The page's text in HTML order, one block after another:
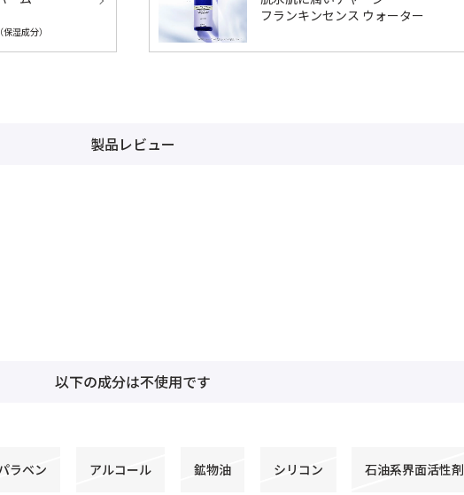
湿成分）
フランキンセンス ウォーター
製品レビュー
以下の成分は不使用です
ラベン アルコール 鉱物油 シリコン 石油系界面活性剤